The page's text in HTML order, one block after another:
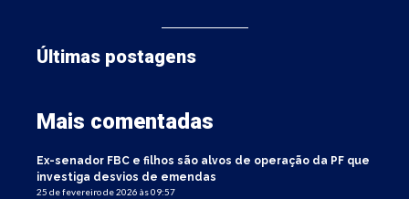
Últimas postagens
Mais comentadas
Ex-senador FBC e filhos são alvos de operação da PF que
investiga desvios de emendas
25 de fevereiro de 2026 às 09:57